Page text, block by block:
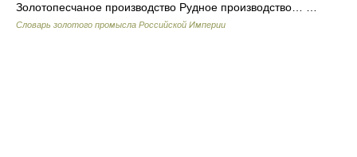
Золотопесчаное производство Рудное производство… …
Словарь золотого промысла Российской Империи